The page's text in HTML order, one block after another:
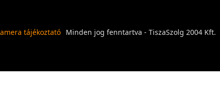
tájékoztató Minden jog fenntartva - TiszaSzolg 2004 Kft.